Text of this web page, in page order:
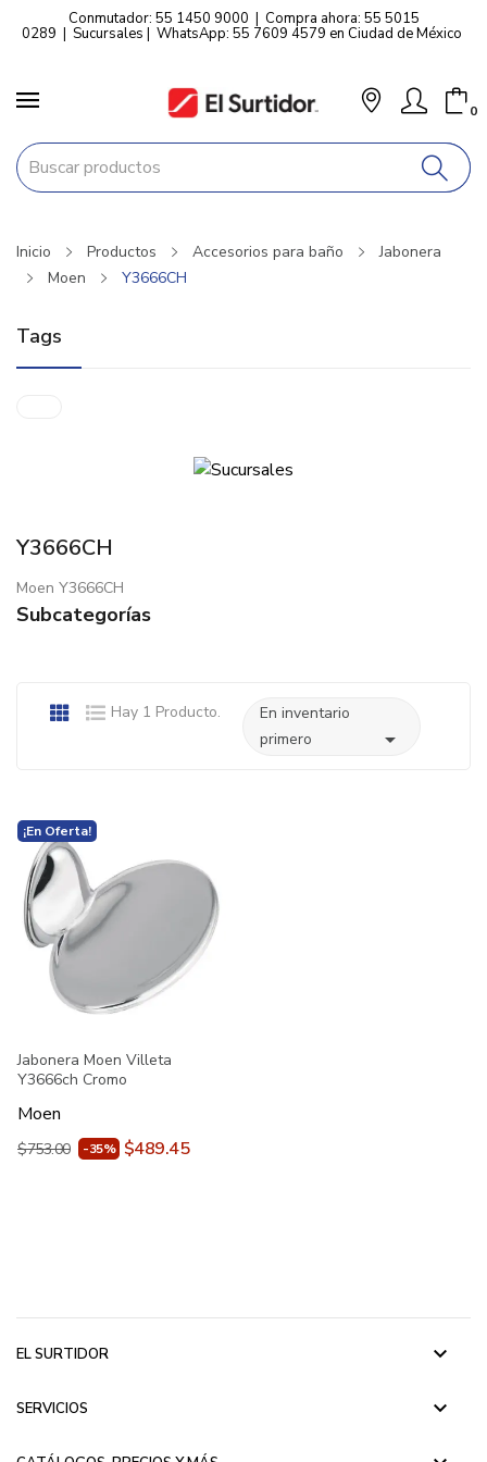
Conmutador: 55 1450 9000 | Compra ahora: 55 5015
0289 | Sucursales | WhatsApp: 55 7609 4579 en Ciudad de México
0
Inicio Productos Accesorios para baño
Jabonera
Moen
Y3666CH
Tags
Y3666CH
Moen Y3666CH
Subcategorías
Hay 1 Producto.
En inventario
primero

¡En Oferta!
Jabonera Moen Villeta
Y3666ch Cromo
Moen
$753.00 -35% $489.45
EL SURTIDOR keyboard_arrow_down
SERVICIOS keyboard_arrow_down